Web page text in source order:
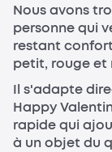
Nous avons
personne qui
restant
petit, rouge et
Il s'adapte
Happy
rapide qui
à un objet du